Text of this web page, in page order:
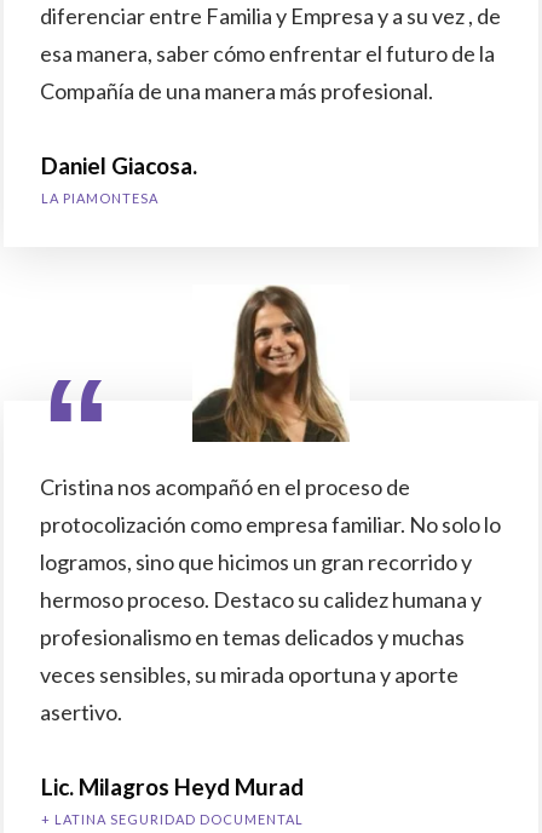
diferenciar entre Familia y Empresa y a su vez , de
esa manera, saber cómo enfrentar el futuro de la
Compañía de una manera más profesional.
Daniel Giacosa.
LA PIAMONTESA
“
Cristina nos acompañó en el proceso de
protocolización como empresa familiar. No solo lo
logramos, sino que hicimos un gran recorrido y
hermoso proceso. Destaco su calidez humana y
profesionalismo en temas delicados y muchas
veces sensibles, su mirada oportuna y aporte
asertivo.
Lic. Milagros Heyd Murad
+ LATINA SEGURIDAD DOCUMENTAL